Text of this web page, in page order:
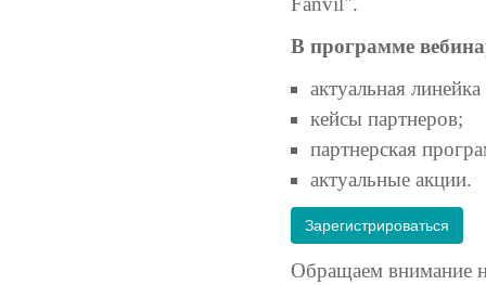
В программе
актуальная
кейсы партнеров;
партнерская
актуальные акции.
Зарегистрироваться
Обращаем внимание